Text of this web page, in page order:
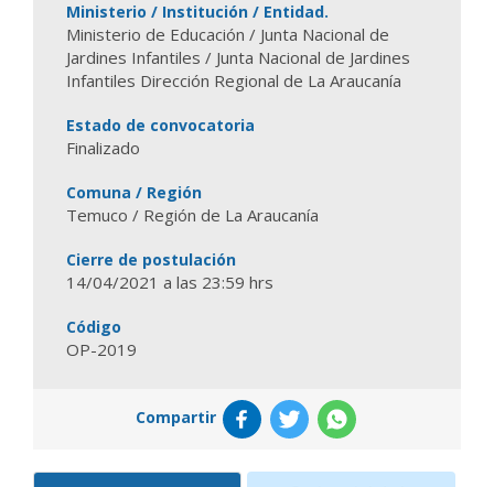
Ministerio / Institución / Entidad.
Ministerio de Educación / Junta Nacional de
Jardines Infantiles / Junta Nacional de Jardines
Infantiles Dirección Regional de La Araucanía
Estado de convocatoria
Finalizado
Comuna / Región
Temuco / Región de La Araucanía
Cierre de postulación
14/04/2021 a las 23:59 hrs
Código
OP-2019
Compartir